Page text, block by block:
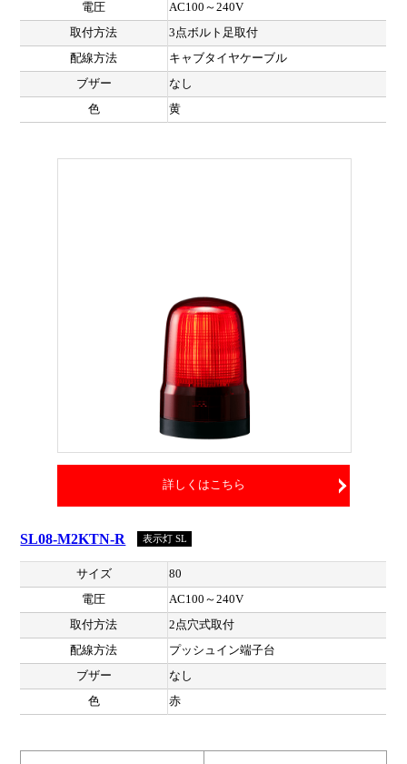
電圧
AC100～240V
取付方法
3点ボルト足取付
配線方法
キャブタイヤケーブル
ブザー
なし
色
黄
詳しくはこちら
SL08-M2KTN-R 表示灯 SL
サイズ
80
電圧
AC100～240V
取付方法
2点穴式取付
配線方法
プッシュイン端子台
ブザー
なし
色
赤